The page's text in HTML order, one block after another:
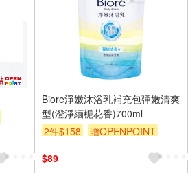
Biore淨嫩沐浴乳補充包彈嫩清爽
型(澄淨緬梔花香)700ml
2件$158
贈OPENPOINT
$89